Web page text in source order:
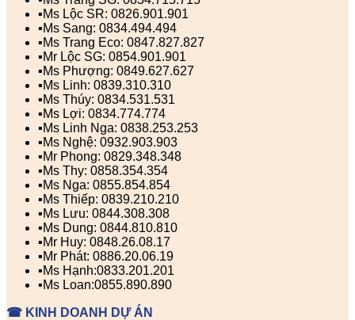
▪️Ms Lộc SR: 0826.901.901
▪️Ms Sang: 0834.494.494
▪️Ms Trang Eco: 0847.827.827
▪️Mr Lộc SG: 0854.901.901
▪️Ms Phượng: 0849.627.627
▪️Ms Linh: 0839.310.310
▪️Ms Thúy: 0834.531.531
▪️Ms Lợi: 0834.774.774
▪️Ms Linh Nga: 0838.253.253
▪️Ms Nghệ: 0932.903.903
▪️Mr Phong: 0829.348.348
▪️Ms Thy: 0858.354.354
▪️Ms Nga: 0855.854.854
▪️Ms Thiếp: 0839.210.210
▪️Ms Lưu: 0844.308.308
▪️Ms Dung: 0844.810.810
▪️Mr Huy: 0848.26.08.17
▪️Mr Phát: 0886.20.06.19
▪️Ms Hạnh:0833.201.201
▪️Ms Loan:0855.890.890
☎ KINH DOANH DỰ ÁN